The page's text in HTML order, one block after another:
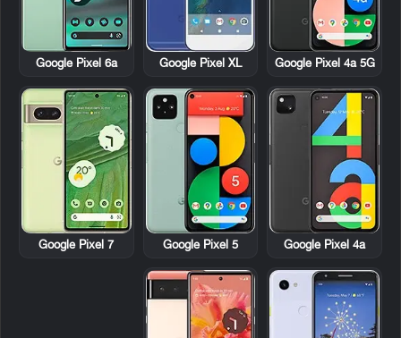
Google Pixel 4a 5G
Google Pixel XL
Google Pixel 6a
Google Pixel 4a
Google Pixel 5
Google Pixel 7